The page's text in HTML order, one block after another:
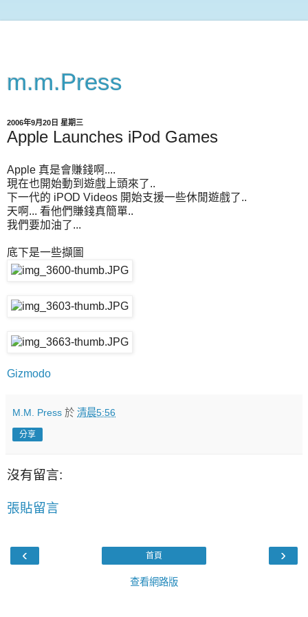
m.m.Press
2006年9月20日 星期三
Apple Launches iPod Games
Apple 真是會賺錢啊....
現在也開始動到遊戲上頭來了..
下一代的 iPOD Videos 開始支援一些休閒遊戲了..
天啊... 看他們賺錢真簡單..
我們要加油了...
底下是一些擷圖
Gizmodo
M.M. Press 於 清晨5:56
分享
沒有留言:
張貼留言
‹ ›
首頁
查看網路版